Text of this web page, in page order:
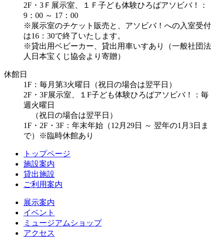
2F・3Ｆ展示室、１Ｆ子ども体験ひろばアソビバ！：
9：00 ～ 17：00
※展示室のチケット販売と、アソビバ！への入室受付
は16：30で終了いたします。
※貸出用ベビーカー、貸出用車いすあり（一般社団法
人日本宝くじ協会より寄贈）
休館日
1F：毎月第3火曜日（祝日の場合は翌平日）
2F・3F展示室、１F子ども体験ひろばアソビバ！：毎
週火曜日
（祝日の場合は翌平日）
1F・2F・3F：年末年始（12月29日 ～ 翌年の1月3日ま
で）※臨時休館あり
トップページ
施設案内
貸出施設
ご利用案内
展示案内
イベント
ミュージアムショップ
アクセス